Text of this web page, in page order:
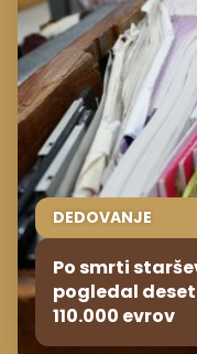
DEDOVANJE
Po smrti
pogledal
110.000 evrov